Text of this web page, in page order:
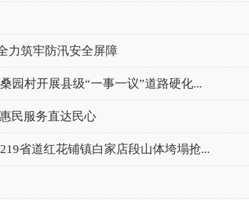
力筑牢防汛安全屏障
园村开展县级“一事一议”道路硬化...
民服务直达民心
省道红花铺镇白家店段山体垮塌抢...